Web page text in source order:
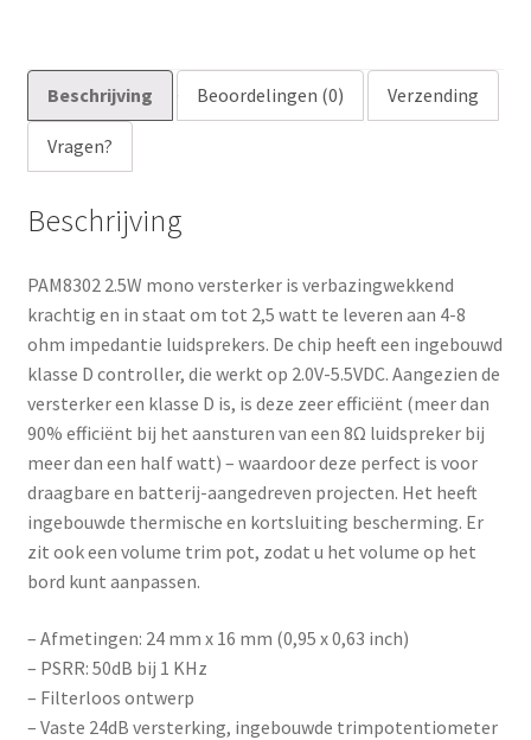
Beschrijving Beoordelingen (0) Verzending
Vragen?
Beschrijving
PAM8302 2.5W mono versterker is verbazingwekkend
krachtig en in staat om tot 2,5 watt te leveren aan 4-8
ohm impedantie luidsprekers. De chip heeft een ingebouwd
klasse D controller, die werkt op 2.0V-5.5VDC. Aangezien de
versterker een klasse D is, is deze zeer efficiënt (meer dan
90% efficiënt bij het aansturen van een 8Ω luidspreker bij
meer dan een half watt) – waardoor deze perfect is voor
draagbare en batterij-aangedreven projecten. Het heeft
ingebouwde thermische en kortsluiting bescherming. Er
zit ook een volume trim pot, zodat u het volume op het
bord kunt aanpassen.
– Afmetingen: 24 mm x 16 mm (0,95 x 0,63 inch)
– PSRR: 50dB bij 1 KHz
– Filterloos ontwerp
– Vaste 24dB versterking, ingebouwde trimpotentiometer